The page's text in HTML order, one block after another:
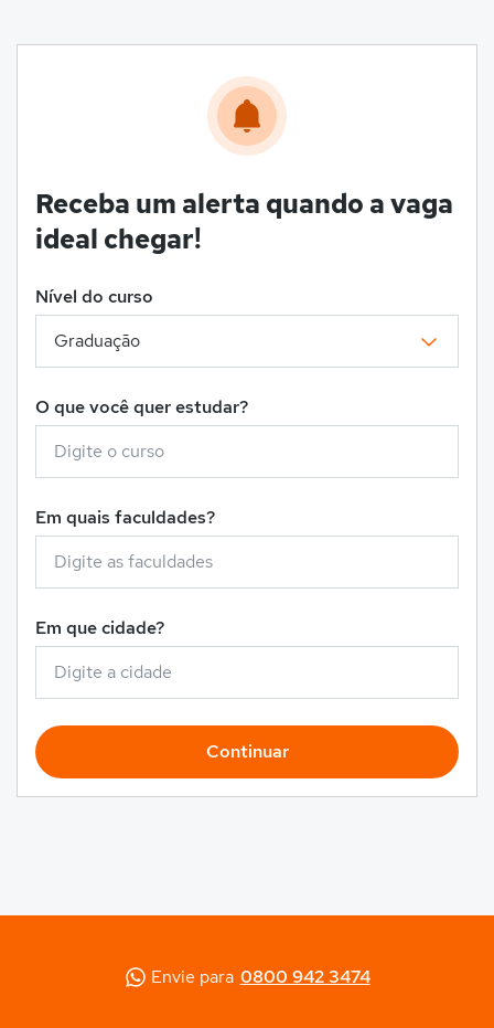
Receba um alerta quando a vaga
ideal chegar!
Nível do curso
O que você quer estudar?
Em quais faculdades?
Em que cidade?
Continuar
Envie para 0800 942 3474